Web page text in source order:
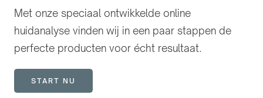
Met onze speciaal ontwikkelde online
huidanalyse vinden wij in een paar stappen de
perfecte producten voor écht resultaat.
START NU